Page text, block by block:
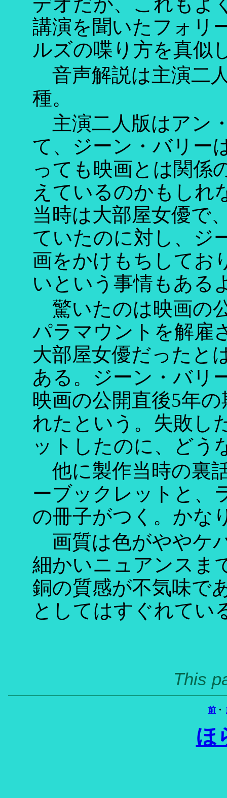
講演を聞いたフォリ
ルズの喋り方を真似
音声解説は主演二
種。
主演二人版はアン
て、ジーン・バリー
っても映画とは関係
えているのかもしれ
当時は大部屋女優で
ていたのに対し、ジ
画をかけもちしてお
いという事情もある
驚いたのは映画の
パラマウントを解雇
大部屋女優だったと
ある。ジーン・バリ
映画の公開直後5年
れたという。失敗し
ットしたのに、どう
他に製作当時の裏
ーブックレットと、
の冊子がつく。かな
画質は色がややケ
細かいニュアンスま
銅の質感が不気味で
としてはすぐれてい
This
前 ・
ほ